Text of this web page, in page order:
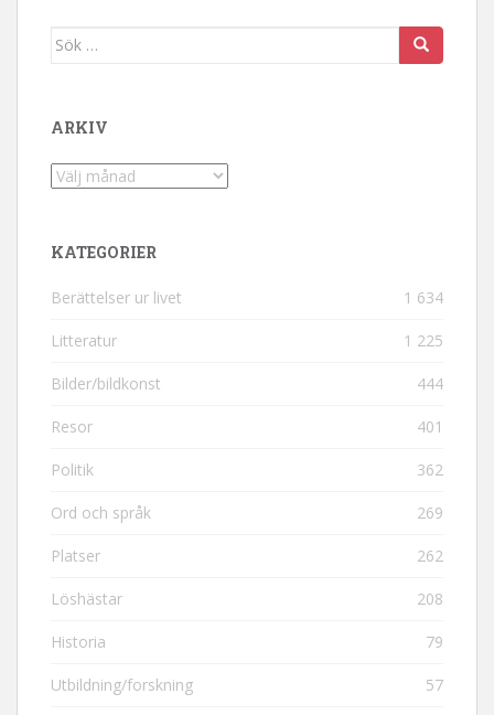
Sök efter:
ARKIV
Arkiv
KATEGORIER
Berättelser ur livet 1 634
Litteratur 1 225
Bilder/bildkonst 444
Resor 401
Politik 362
Ord och språk 269
Platser 262
Löshästar 208
Historia 79
Utbildning/forskning 57